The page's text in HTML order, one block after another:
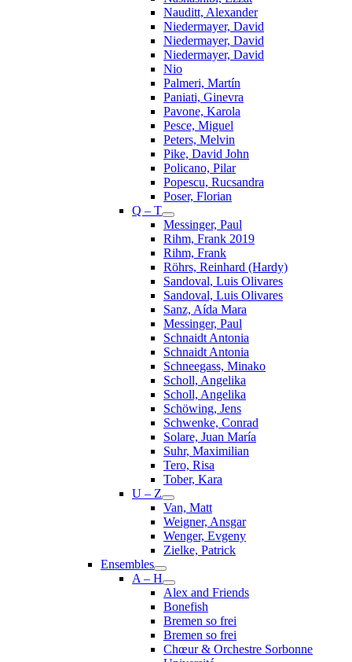
Nauditt, Alexander
Niedermayer, David
Niedermayer, David
Niedermayer, David
Nio
Palmeri, Martín
Paniati, Ginevra
Pavone, Karola
Pesce, Miguel
Peters, Melvin
Pike, David John
Policano, Pilar
Popescu, Rucsandra
Poser, Florian
Q – T
Messinger, Paul
Rihm, Frank 2019
Rihm, Frank
Röhrs, Reinhard (Hardy)
Sandoval, Luis Olivares
Sandoval, Luis Olivares
Sanz, Aída Mara
Messinger, Paul
Schnaidt Antonia
Schnaidt Antonia
Schneegass, Minako
Scholl, Angelika
Scholl, Angelika
Schöwing, Jens
Schwenke, Conrad
Solare, Juan María
Suhr, Maximilian
Tero, Risa
Tober, Kara
U – Z
Van, Matt
Weigner, Ansgar
Wenger, Evgeny
Zielke, Patrick
Ensembles
A – H
Alex and Friends
Bonefish
Bremen so frei
Bremen so frei
Chœur & Orchestre Sorbonne